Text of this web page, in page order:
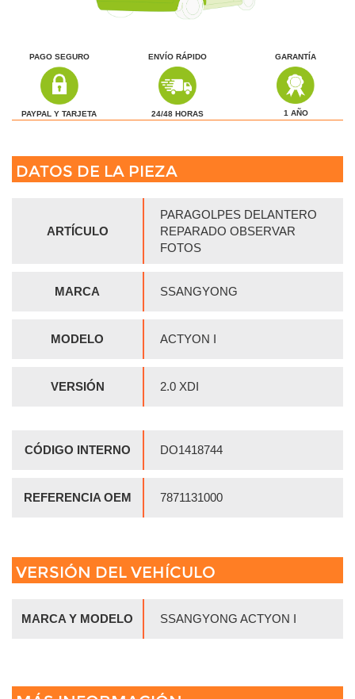
PAGO SEGURO
PAYPAL Y TARJETA
ENVÍO RÁPIDO
24/48 HORAS
GARANTÍA
1 AÑO
DATOS DE LA PIEZA
ARTÍCULO
PARAGOLPES DELANTERO
REPARADO OBSERVAR
FOTOS
MARCA SSANGYONG
MODELO ACTYON I
VERSIÓN 2.0 XDI
CÓDIGO INTERNO DO1418744
REFERENCIA OEM 7871131000
VERSIÓN DEL VEHÍCULO
MARCA Y MODELO SSANGYONG ACTYON I